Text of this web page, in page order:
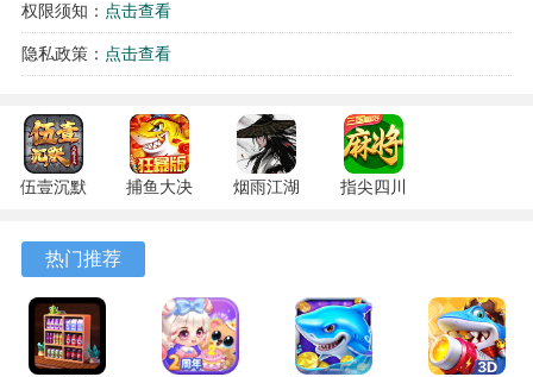
游戏特色
1、收集系统围绕各类神秘生物展开，捕获过程需要观察生物
2、谜题设计强调逻辑关联与环境观察，许多关卡需要结合已
收集物品的特性与角色变形能力才能找到解决方案。
于对场景文本描述或生物形态的重新解读。
游戏优势
1、操作逻辑针对移动设备进行了适配，点击与拖拽的指令清
权限须知： 点击查看
隐私政策： 点击查看
伍壹沉默
安卓版
捕鱼大决
122.7.291
烟雨江湖
指尖四川
热门推荐